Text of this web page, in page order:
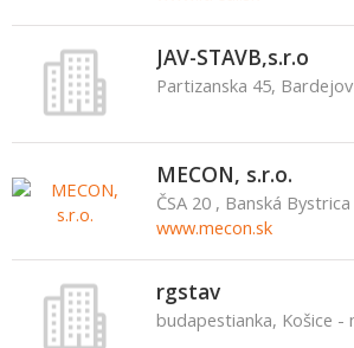
JAV-STAVB,s.r.o
Partizanska 45, Bardejov
MECON, s.r.o.
ČSA 20 , Banská Bystrica
www.mecon.sk
rgstav